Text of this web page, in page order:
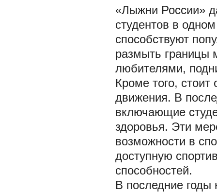
«Лыжни России»
студентов в
способствуют
размыть границы
любителями,
Кроме того, стоит
движения. В
включающие
здоровья. Эти
возможности в
доступную
способностей.
В последние годы